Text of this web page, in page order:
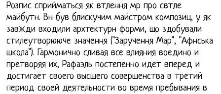
Розпис сприйматься як втлення мр про свтле
майбутн. Вн був блискучим майстром композиц, у як
завжди входили архтектурн форми, що здобували
стилеутворююче значення ("Заручення Мар", "Афнська
школа"). Гармонично сливая все влияния воедино и
претворяя их, Рафаэль постепенно идет вперед и
достигает своего высшего совершенства в третий
период своей деятельности во время пребывания в